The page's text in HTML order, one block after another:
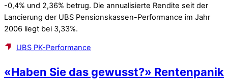
-0,4% und 2,36% betrug. Die annualisierte Rendite seit der
Lancierung der UBS Pensionskassen-Performance im Jahr
2006 liegt bei 3,33%.
UBS PK-Performance
«Haben Sie das gewusst?» Rentenpanik